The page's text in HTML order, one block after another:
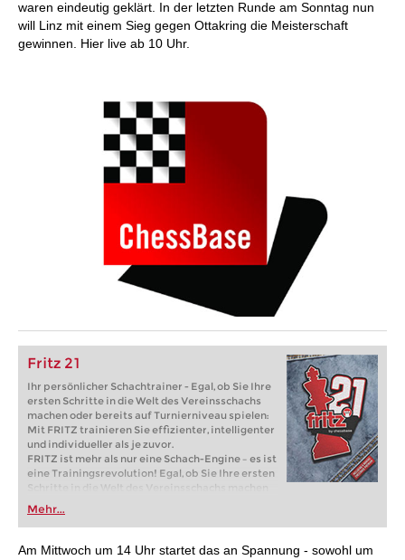
waren eindeutig geklärt. In der letzten Runde am Sonntag nun
will Linz mit einem Sieg gegen Ottakring die Meisterschaft
gewinnen. Hier live ab 10 Uhr.
Fritz 21
Ihr persönlicher Schachtrainer - Egal, ob Sie Ihre
ersten Schritte in die Welt des Vereinsschachs
machen oder bereits auf Turnierniveau spielen:
Mit FRITZ trainieren Sie effizienter, intelligenter
und individueller als je zuvor.
FRITZ ist mehr als nur eine Schach-Engine – es ist
eine Trainingsrevolution! Egal, ob Sie Ihre ersten
Schritte in die Welt des Vereinsschachs machen
oder bereits auf Turnierniveau spielen: Mit
FRITZ trainieren Sie effizienter, intelligenter und
individueller als je zuvor.
Mehr...
Am Mittwoch um 14 Uhr startet das an Spannung - sowohl um